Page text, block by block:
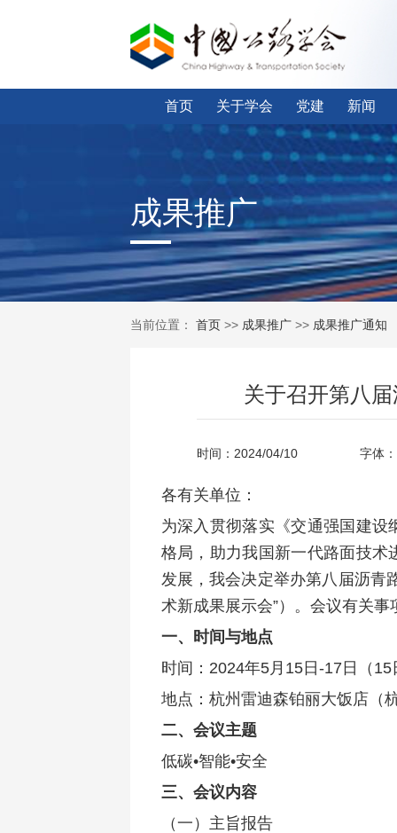
首页 关于学会 党建 新闻
成果推广
当前位置： 首页>> 成果推广>> 成果推广通知
关于召开第八
时间：2024/04/10 字体
各有关单位：
为深入贯彻落实《交通强国建
格局，助力我国新一代路面技术
发展，我会决定举办第八届沥青
术新成果展示会”）。会议有关事
一、时间与地点
时间：2024年5月15日-17日（15
地点：杭州雷迪森铂丽大饭店（
二、会议主题
低碳•智能•安全
三、会议内容
（一）主旨报告